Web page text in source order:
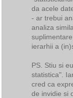
da acele
- ar trebui
analiza
ierarhii a
PS. Stiu si
statistica".
cred ca
de invidie si